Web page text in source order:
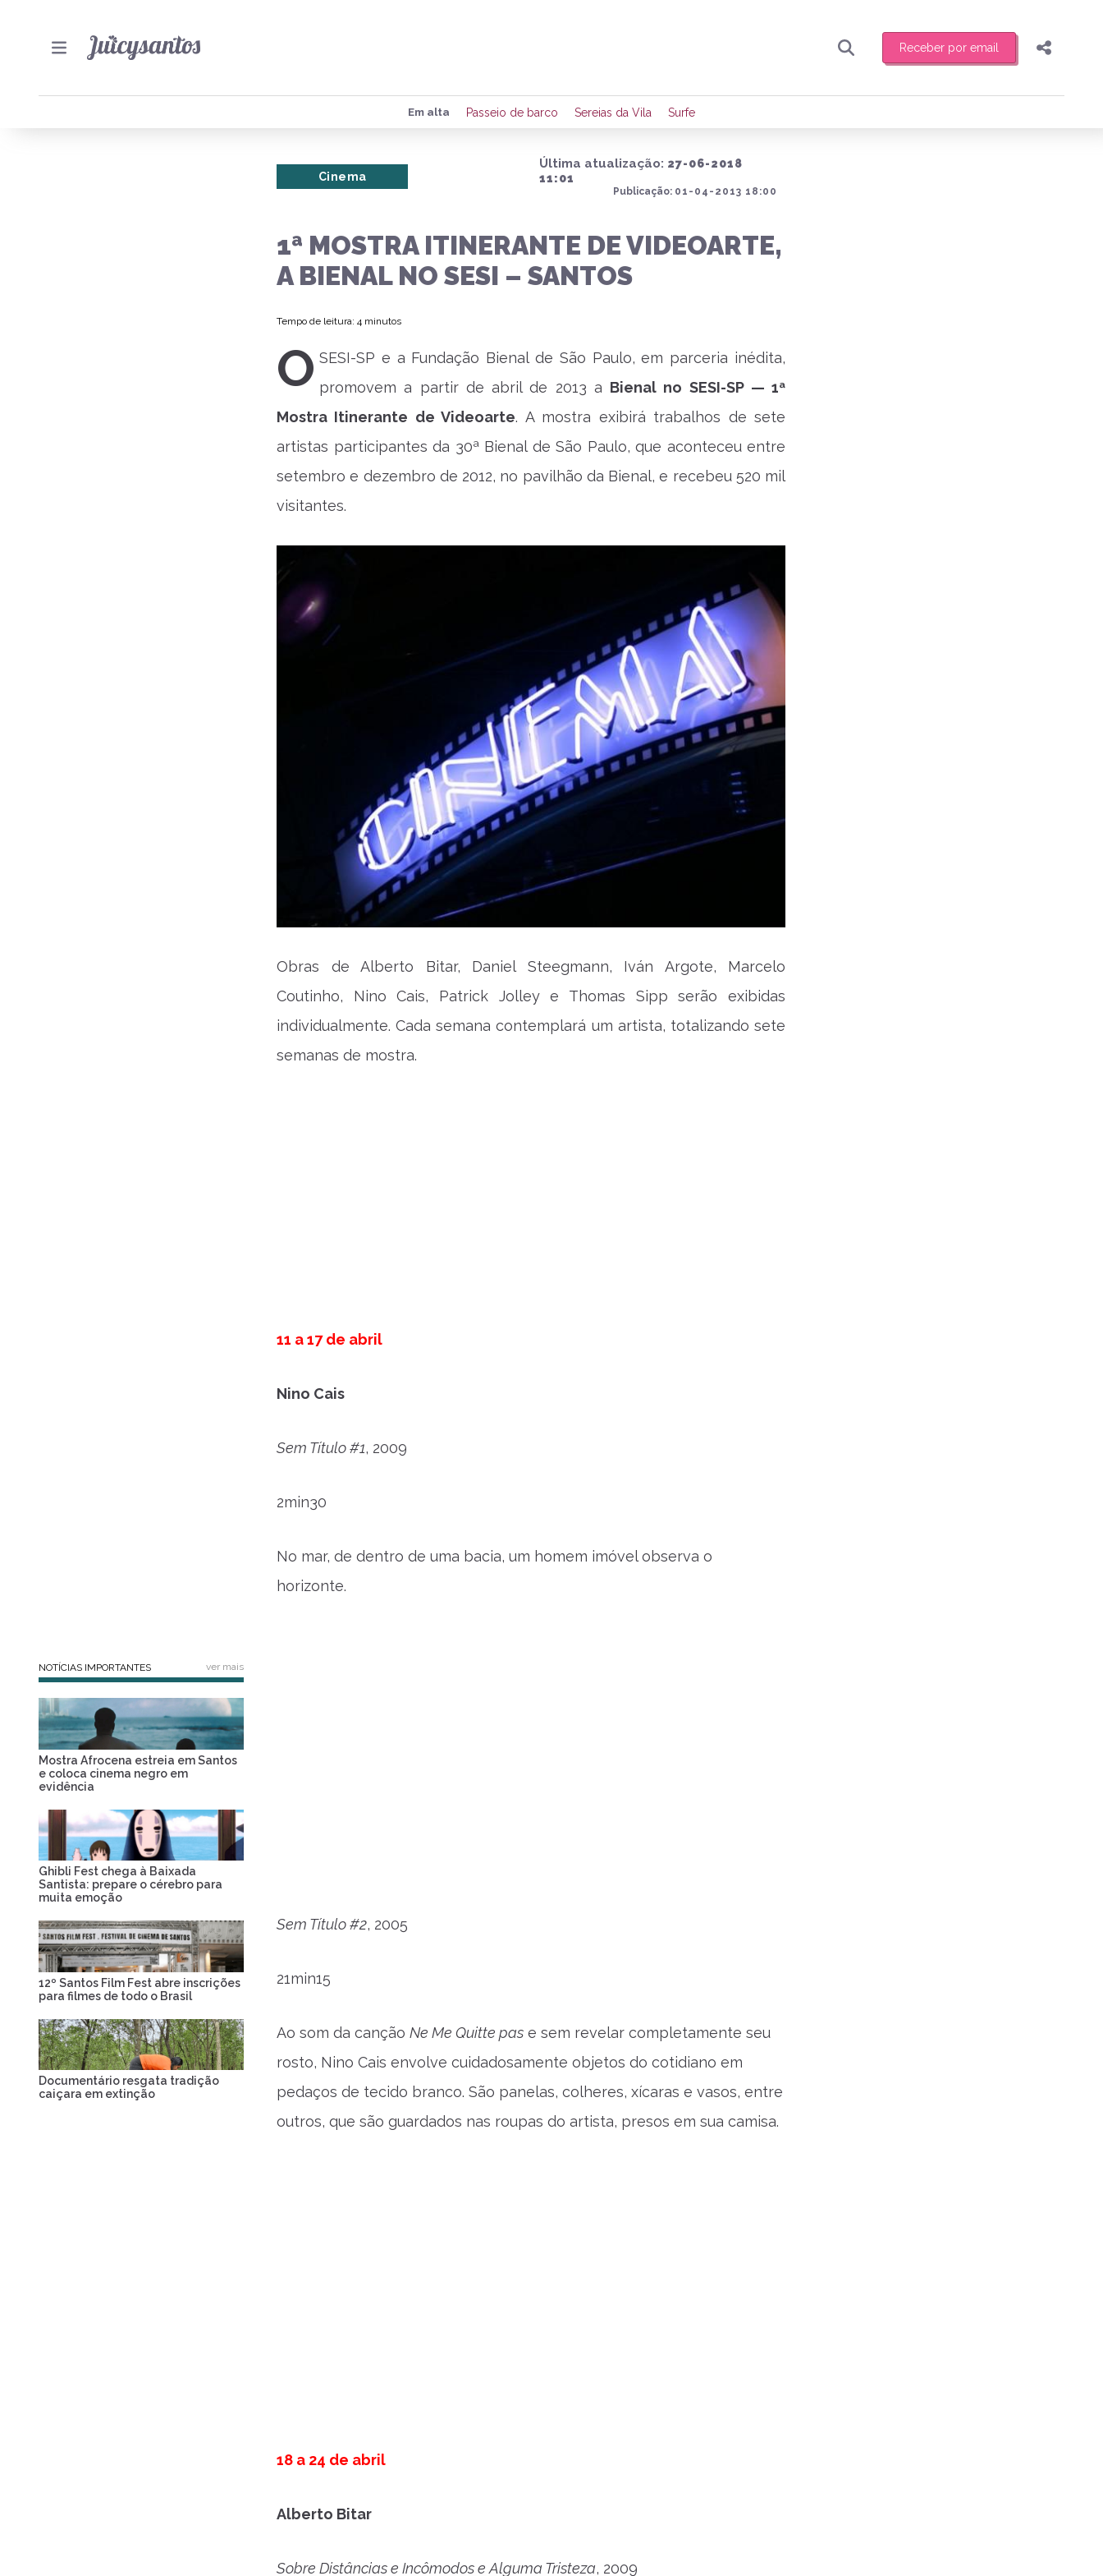
Receber por email
Preencha seus dados para receber toda sexta-feira de manhã o resumo
de eventos e notícias da região.
Compartilhar
Em alta Passeio de barco Sereias da Vila Surfe
Última atualização: 27-06-2018
11:01
Publicação: 01-04-2013 18:00
Cinema
1ª MOSTRA ITINERANTE DE VIDEOARTE,
A BIENAL NO SESI – SANTOS
Tempo de leitura: 4 minutos
O SESI-SP e a Fundação Bienal de São Paulo, em parceria inédita,
promovem a partir de abril de 2013 a Bienal no SESI-SP — 1ª
Mostra Itinerante de Videoarte. A mostra exibirá trabalhos de sete
artistas participantes da 30ª Bienal de São Paulo, que aconteceu entre
setembro e dezembro de 2012, no pavilhão da Bienal, e recebeu 520 mil
visitantes.
Obras de Alberto Bitar, Daniel Steegmann, Iván Argote, Marcelo
Coutinho, Nino Cais, Patrick Jolley e Thomas Sipp serão exibidas
individualmente. Cada semana contemplará um artista, totalizando sete
semanas de mostra.
11 a 17 de abril
Nino Cais
Sem Título #1, 2009
2min30
No mar, de dentro de uma bacia, um homem imóvel observa o
horizonte.
Sem Título #2, 2005
21min15
Ao som da canção Ne Me Quitte pas e sem revelar completamente seu
rosto, Nino Cais envolve cuidadosamente objetos do cotidiano em
pedaços de tecido branco. São panelas, colheres, xícaras e vasos, entre
outros, que são guardados nas roupas do artista, presos em sua camisa.
18 a 24 de abril
Alberto Bitar
Sobre Distâncias e Incômodos e Alguma Tristeza, 2009
NOTÍCIAS IMPORTANTES ver mais
Mostra Afrocena estreia em Santos
e coloca cinema negro em
evidência
Ghibli Fest chega à Baixada
Santista: prepare o cérebro para
muita emoção
12º Santos Film Fest abre inscrições
para filmes de todo o Brasil
Documentário resgata tradição
caiçara em extinção